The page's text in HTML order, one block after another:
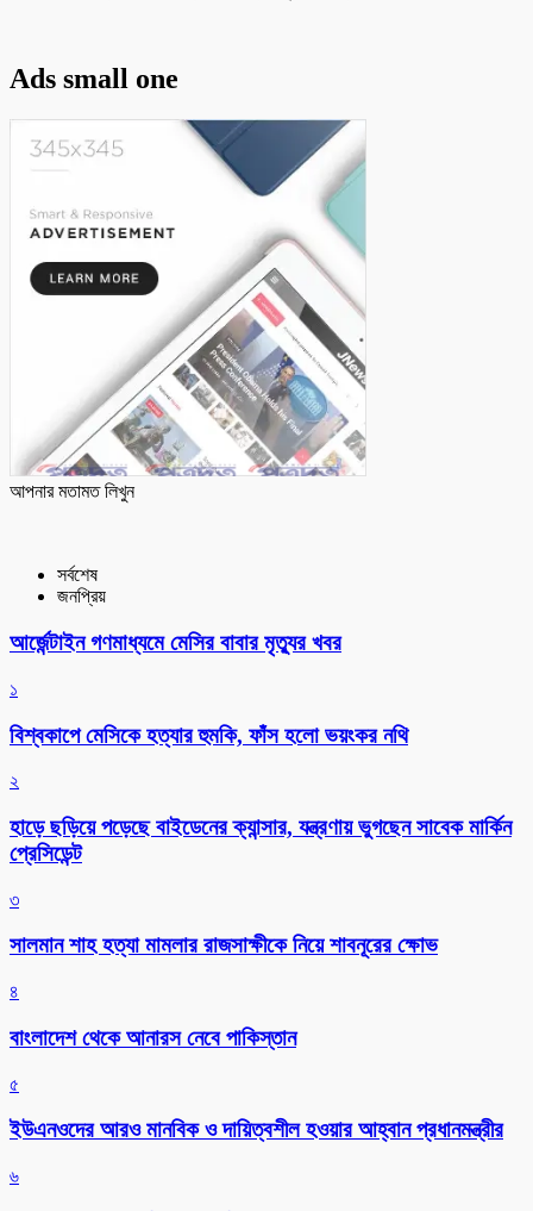
Ads small one
আপনার মতামত লিখুন
সর্বশেষ
জনপ্রিয়
আর্জেন্টাইন গণমাধ্যমে মেসির বাবার মৃত্যুর খবর
১
বিশ্বকাপে মেসিকে হত্যার হুমকি, ফাঁস হলো ভয়ংকর নথি
২
হাড়ে ছড়িয়ে পড়েছে বাইডেনের ক্যান্সার, যন্ত্রণায় ভুগছেন সাবেক মার্কিন
প্রেসিডেন্ট
৩
সালমান শাহ হত্যা মামলার রাজসাক্ষীকে নিয়ে শাবনূরের ক্ষোভ
৪
বাংলাদেশ থেকে আনারস নেবে পাকিস্তান
৫
ইউএনওদের আরও মানবিক ও দায়িত্বশীল হওয়ার আহ্বান প্রধানমন্ত্রীর
৬